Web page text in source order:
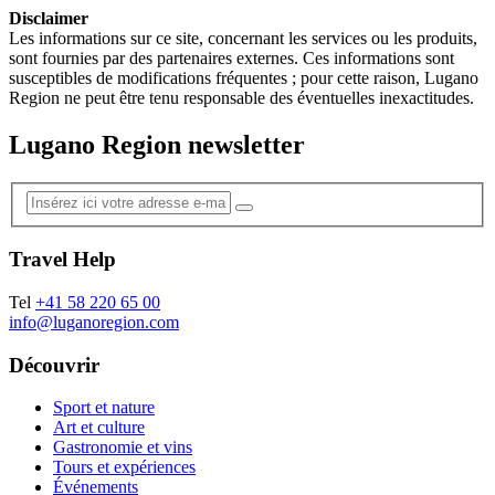
Disclaimer
Les informations sur ce site, concernant les services ou les produits,
sont fournies par des partenaires externes. Ces informations sont
susceptibles de modifications fréquentes ; pour cette raison, Lugano
Region ne peut être tenu responsable des éventuelles inexactitudes.
Lugano Region newsletter
Travel Help
Tel +41 58 220 65 00
info@luganoregion.com
Découvrir
Sport et nature
Art et culture
Gastronomie et vins
Tours et expériences
Événements